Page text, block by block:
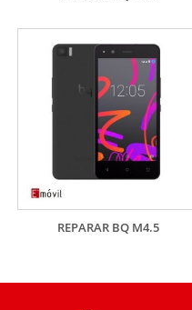
REPARAR BQ M4.5